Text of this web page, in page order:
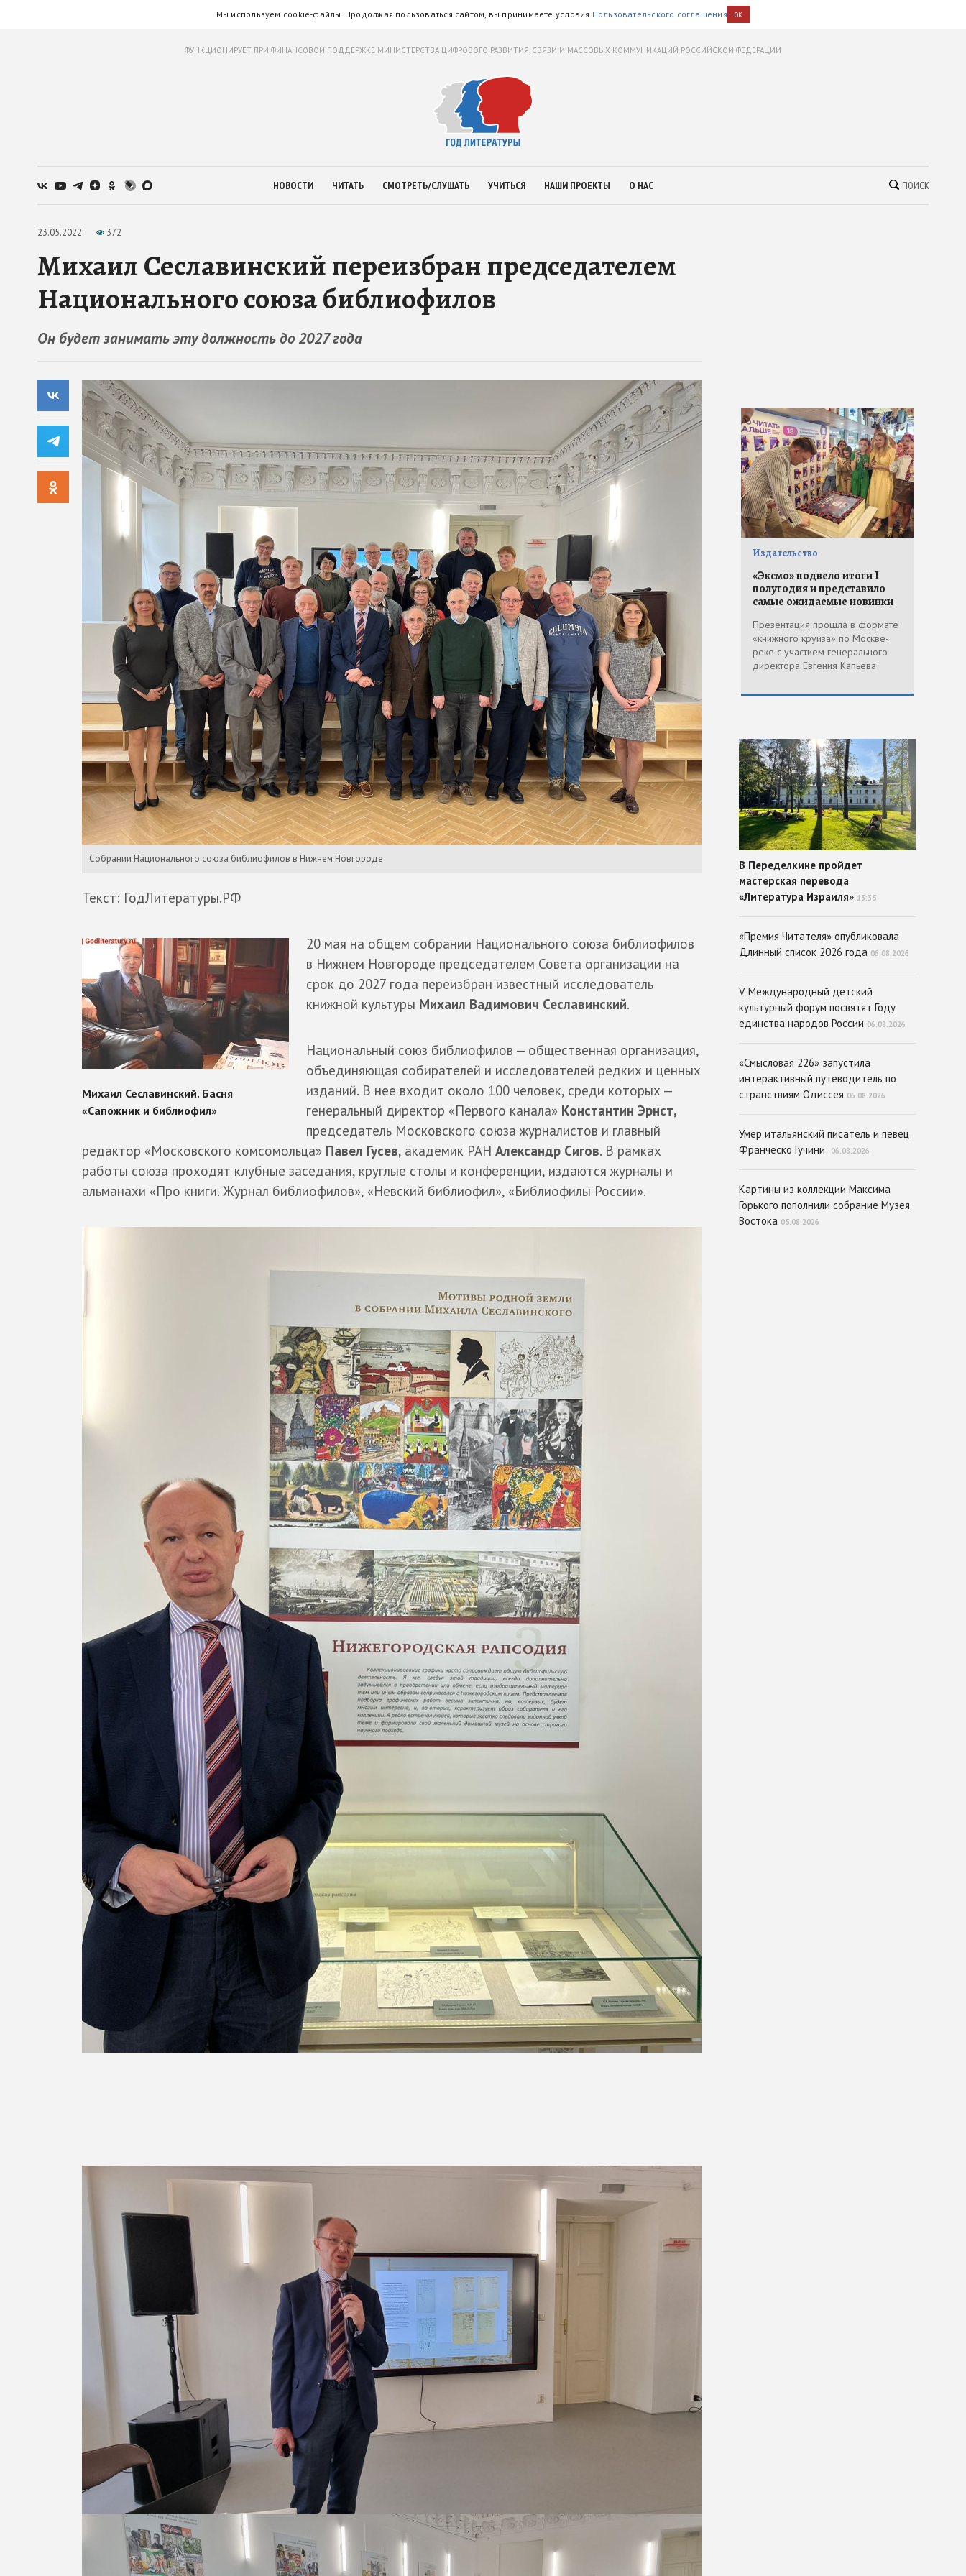
Мы используем cookie-файлы. Продолжая пользоваться сайтом, вы принимаете условия Пользовательского соглашения OK
ФУНКЦИОНИРУЕТ ПРИ ФИНАНСОВОЙ ПОДДЕРЖКЕ МИНИСТЕРСТВА ЦИФРОВОГО РАЗВИТИЯ, СВЯЗИ И МАССОВЫХ КОММУНИКАЦИЙ РОССИЙСКОЙ ФЕДЕРАЦИИ
НОВОСТИ ЧИТАТЬ СМОТРЕТЬ/СЛУШАТЬ УЧИТЬСЯ НАШИ ПРОЕКТЫ О НАС ПОИСК
23.05.2022 372
Михаил Сеславинский переизбран председателем
Национального союза библиофилов
Он будет занимать эту должность до 2027 года
Собрании Национального союза библиофилов в Нижнем Новгороде
Текст: ГодЛитературы.РФ
20 мая на общем собрании Национального союза библиофилов
в Нижнем Новгороде председателем Совета организации на
срок до 2027 года переизбран известный исследователь
книжной культуры Михаил Вадимович Сеславинский.
Национальный союз библиофилов — общественная организация,
объединяющая собирателей и исследователей редких и ценных
изданий. В нее входит около 100 человек, среди которых —
генеральный директор «Первого канала» Константин Эрнст,
председатель Московского союза журналистов и главный
редактор «Московского комсомольца» Павел Гусев, академик РАН Александр Сигов. В рамках
работы союза проходят клубные заседания, круглые столы и конференции, издаются журналы и
альманахи «Про книги. Журнал библиофилов», «Невский библиофил», «Библиофилы России».
Издательство
«Эксмо» подвело итоги I
полугодия и представило
самые ожидаемые новинки
Презентация прошла в формате
«книжного круиза» по Москве-
реке с участием генерального
директора Евгения Капьева
В Переделкине пройдет
мастерская перевода
«Литература Израиля» 13:35
«Премия Читателя» опубликовала
Длинный список 2026 года 06.08.2026
V Международный детский
культурный форум посвятят Году
единства народов России 06.08.2026
«Смысловая 226» запустила
интерактивный путеводитель по
странствиям Одиссея 06.08.2026
Умер итальянский писатель и певец
Франческо Гучини
06.08.2026
Картины из коллекции Максима
Горького пополнили собрание Музея
Востока 05.08.2026